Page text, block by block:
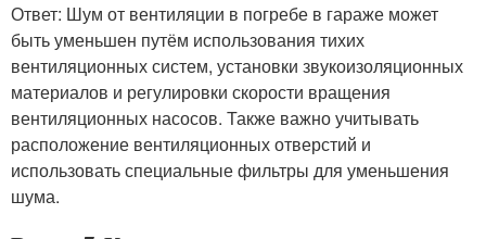
Ответ: Шум от вентиляции в погребе в гараже может
быть уменьшен путём использования тихих
вентиляционных систем, установки звукоизоляционных
материалов и регулировки скорости вращения
вентиляционных насосов. Также важно учитывать
расположение вентиляционных отверстий и
использовать специальные фильтры для уменьшения
шума.